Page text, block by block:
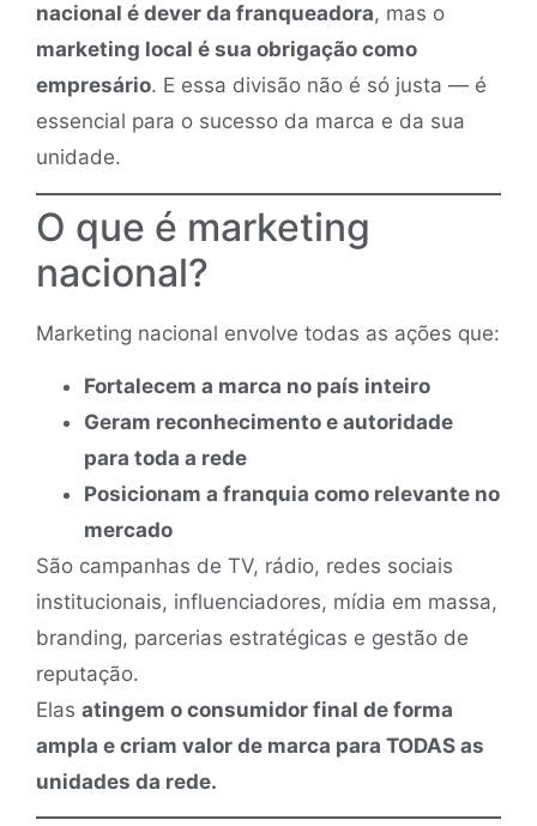
nacional é dever da franqueadora, mas o
marketing local é sua obrigação como
empresário. E essa divisão não é só justa — é
essencial para o sucesso da marca e da sua
unidade.
O que é marketing
nacional?
Marketing nacional envolve todas as ações que:
Fortalecem a marca no país inteiro
Geram reconhecimento e autoridade
para toda a rede
Posicionam a franquia como relevante no
mercado
São campanhas de TV, rádio, redes sociais
institucionais, influenciadores, mídia em massa,
branding, parcerias estratégicas e gestão de
reputação.
Elas atingem o consumidor final de forma
ampla e criam valor de marca para TODAS as
unidades da rede.